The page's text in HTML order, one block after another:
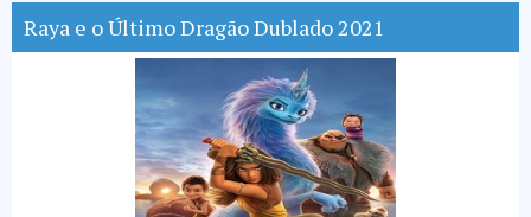
Raya e o Último Dragão Dublado 2021